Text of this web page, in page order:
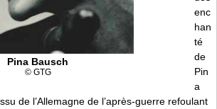
Pina Bausch
© GTG
enc
han
té
de
Pin
a
de l’Allemagne de l’après-guerre refoulant